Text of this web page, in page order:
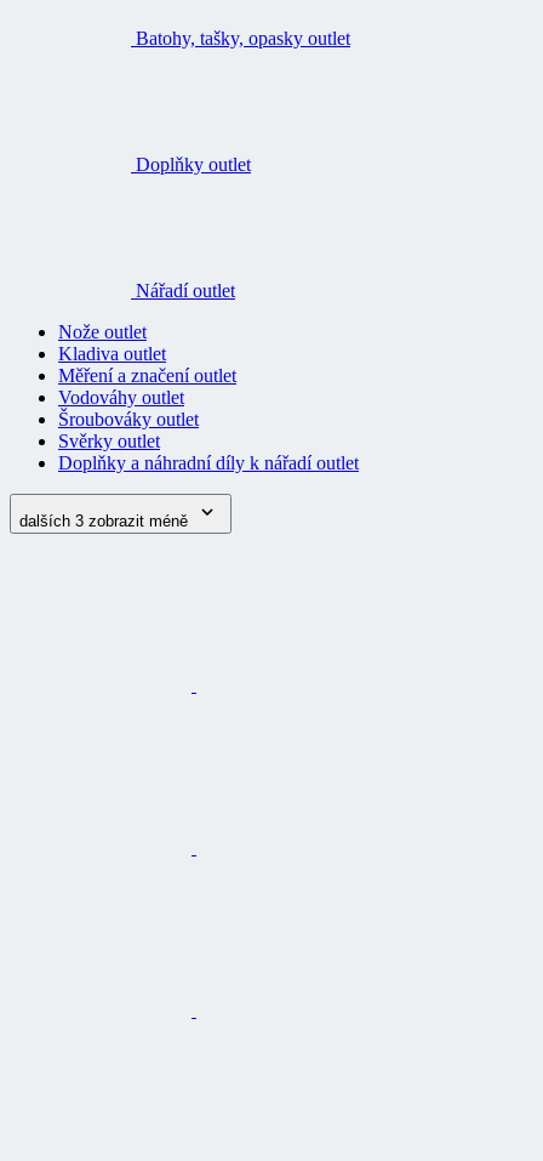
Batohy, tašky, opasky outlet
Doplňky outlet
Nářadí outlet
Nože outlet
Kladiva outlet
Měření a značení outlet
Vodováhy outlet
Šroubováky outlet
Svěrky outlet
Doplňky a náhradní díly k nářadí outlet
dalších 3 zobrazit méně